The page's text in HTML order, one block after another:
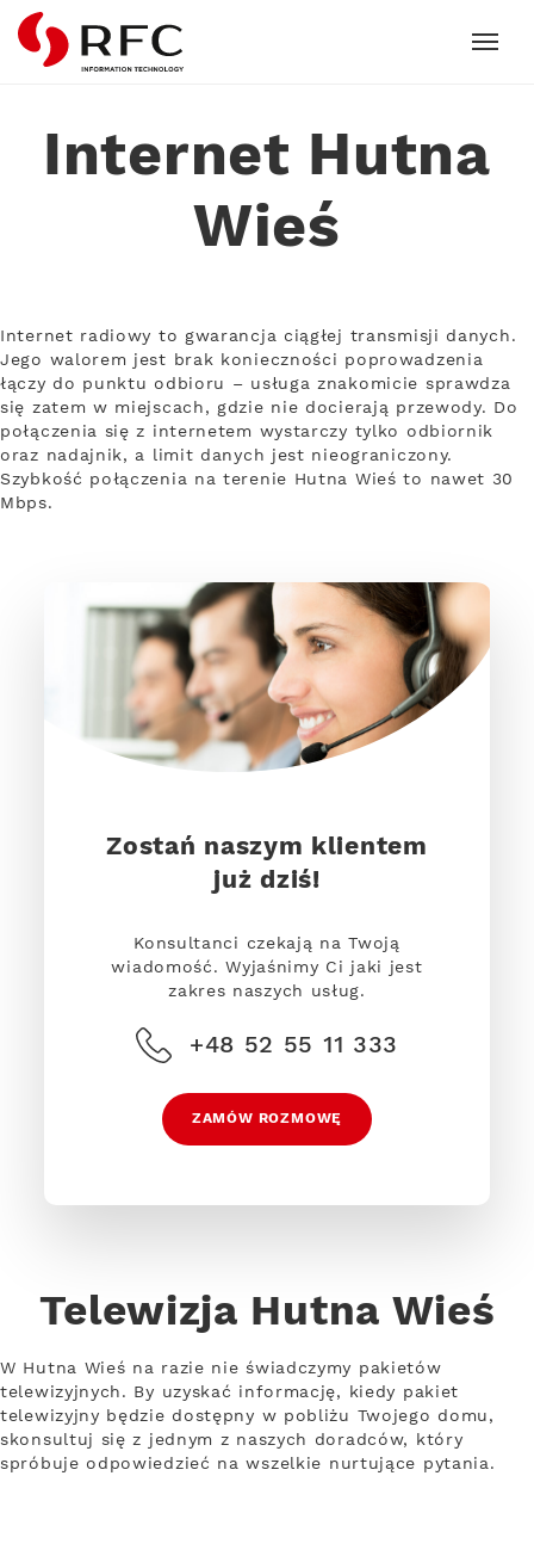
RFC
Internet Hutna
Wieś
Internet radiowy to gwarancja ciągłej transmisji danych.
Jego walorem jest brak konieczności poprowadzenia
łączy do punktu odbioru – usługa znakomicie sprawdza
się zatem w miejscach, gdzie nie docierają przewody. Do
połączenia się z internetem wystarczy tylko odbiornik
oraz nadajnik, a limit danych jest nieograniczony.
Szybkość połączenia na terenie Hutna Wieś to nawet 30
Mbps.
Zostań naszym klientem
już dziś!
Konsultanci czekają na Twoją
wiadomość. Wyjaśnimy Ci jaki jest
zakres naszych usług.
+48 52 55 11 333
ZAMÓW ROZMOWĘ
Telewizja Hutna Wieś
W Hutna Wieś na razie nie świadczymy pakietów
telewizyjnych. By uzyskać informację, kiedy pakiet
telewizyjny będzie dostępny w pobliżu Twojego domu,
skonsultuj się z jednym z naszych doradców, który
spróbuje odpowiedzieć na wszelkie nurtujące pytania.